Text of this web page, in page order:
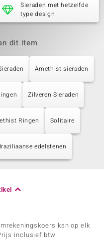
Sieraden met hetzelfde
type design
dit item
Amethist sieraden
Zilveren Sieraden
Ringen Solitaire
edelstenen
kan op elk
inclusief btw